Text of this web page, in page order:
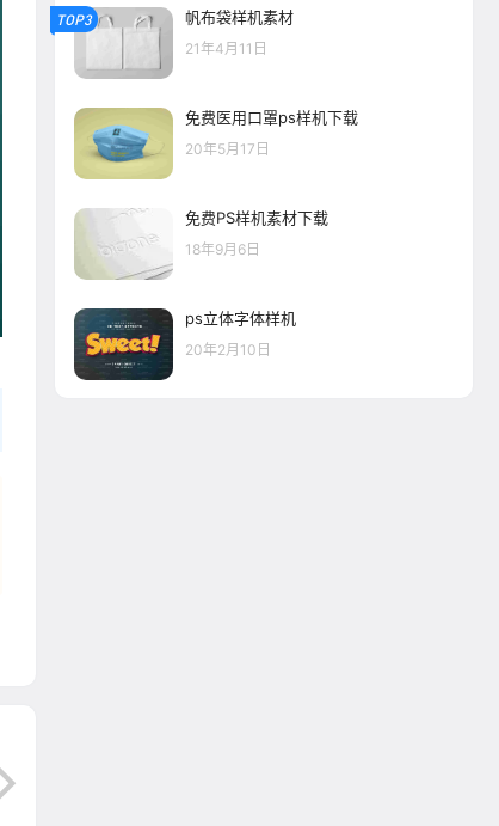
TOP3 帆布袋样机素材
21年4月11日
免费医用口罩ps样机下载
20年5月17日
免费PS样机素材下载
18年9月6日
ps立体字体样机
20年2月10日